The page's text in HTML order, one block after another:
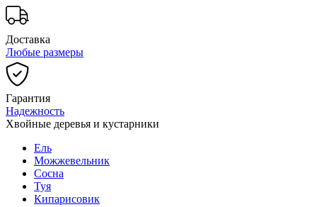
Доставка
Любые размеры
Гарантия
Надежность
Хвойные деревья и кустарники
Ель
Можжевельник
Сосна
Туя
Кипарисовик